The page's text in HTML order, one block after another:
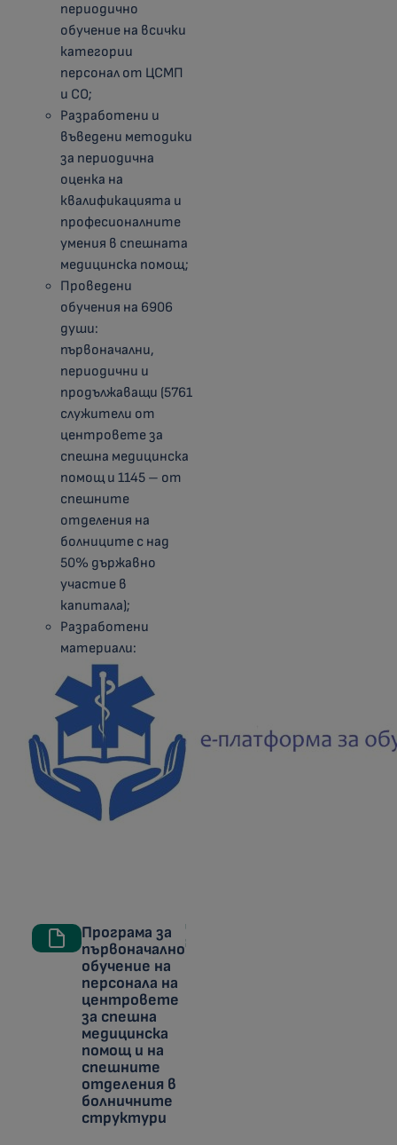
периодично
обучение на всички
категории
персонал от ЦСМП
и СО;
Разработени и
въведени методики
за периодична
оценка на
квалификацията и
професионалните
умения в спешната
медицинска помощ;
Проведени
обучения на 6906
души:
първоначални,
периодични и
продължаващи (5761
служители от
центровете за
спешна медицинска
помощ и 1145 – от
спешните
отделения на
болниците с над
50% държавно
участие в
капитала);
Разработени
материали:
Програма за
първоначално
обучение на
персонала на
центровете
за спешна
медицинска
помощ и на
спешните
отделения в
болничните
структури